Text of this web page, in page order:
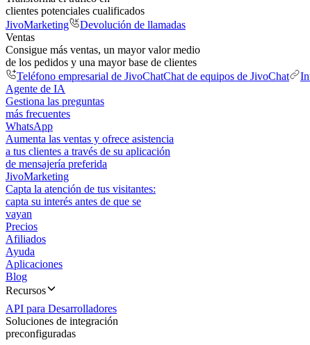
clientes potenciales cualificados
JivoMarketing
Devolución de llamadas
Ventas
Consigue más ventas, un mayor valor medio
de los pedidos y una mayor base de clientes
Teléfono empresarial de JivoChatChat de equipos de JivoChat
Agente de IA
Gestiona las preguntas
más frecuentes
WhatsApp
Aumenta las ventas y ofrece asistencia
a tus clientes a través de su aplicación
de mensajería preferida
JivoMarketing
Capta la atención de tus visitantes:
capta su interés antes de que se
vayan
Precios
Afiliados
Ayuda
Aplicaciones
Blog
Recursos
API para Desarrolladores
Soluciones de integración
preconfiguradas